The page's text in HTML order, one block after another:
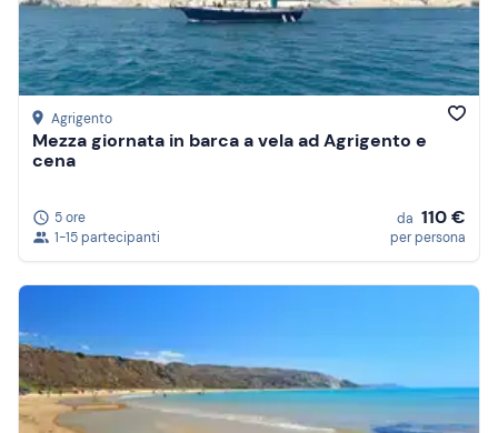
Agrigento
Mezza giornata in barca a vela ad Agrigento e
cena
5 ore
1-15 partecipanti
da 110 €
per persona